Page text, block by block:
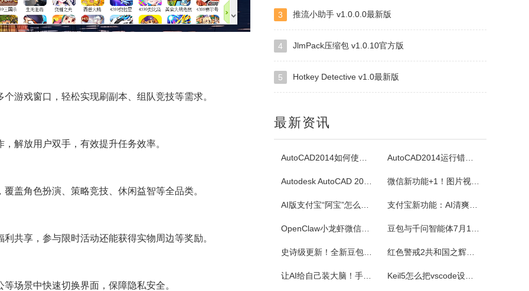
游戏窗口，轻松实现刷副本、组队竞技等需求。
解放用户双手，有效提升任务效率。
盖角色扮演、策略竞技、休闲益智等全品类。
共享，参与限时活动还能获得实物周边等奖励。
场景中快速切换界面，保障隐私安全。
白金岛掼蛋
《腾讯桌球》真人实时对战桌球手游，还原现实桌球玩法-8球、斯诺克、9球、血流玩法，简单流行的操作方式，绚丽的动画特效，配以真实的物理参数，精准的进球，激动人心的赛事。游戏设有1V1匹配、3人欢乐场、8人锦标赛、斯诺克、9球玩法、血流等玩法，玩家可以自由选择参与，并用自己精湛的技巧来获得丰厚的奖金。尖...
《超级台球大师》是一款能成为荣耀王者的桌球游戏，排位赛的玩法真的太！爽！啦！游戏还原了真实的8球和斯诺克玩法，简单易上手的操作方式，真实的物理反馈，配以炫酷的动画特效，加上激动人心的赛事。我们在线上为广大球友准备了一个丰富多彩的桌球竞技世界。
佳能Canon imageFORCE C5150 驱动
3 推流小助手 v1.0.0.0最新版
4 JlmPack压缩包 v1.0.10官方版
5 Hotkey Detective v1.0最新版
最新资讯
AutoCAD2014如何使用图案填充 AutoCAD2014运行错误怎么办
Autodesk AutoCAD 2014安装教程 微信新功能+1！图片视频合并功能来了
AI版支付宝“阿宝”怎么用？右滑切换方法与内测邀请码获取指南 支付宝新功能：AI清爽版“阿宝”公测！
OpenClaw小龙虾微信接入教程：服务器部署、API Key配置 豆包与千问智能体7月15日下线！附3步完整数据备份与导出教程
史诗级更新！全新豆包视频通话功能来了 红色警戒2共和国之辉快捷键
让AI给自己装大脑！手把手教你学会安装使用Agent Skill Keil5怎么把vscode设置外部编辑器